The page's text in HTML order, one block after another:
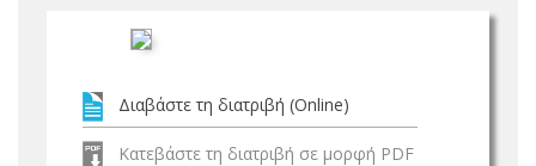
Διαβάστε τη διατριβή (Online)
Κατεβάστε τη διατριβή σε μορφή PDF